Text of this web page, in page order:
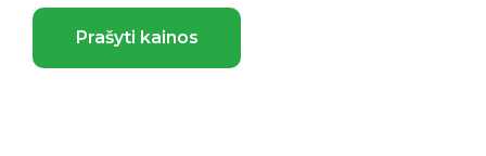
Prašyti kainos